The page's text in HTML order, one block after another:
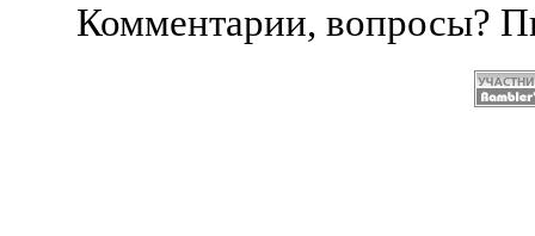
Комментарии, вопросы?